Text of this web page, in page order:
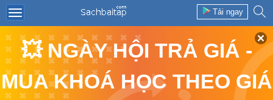
Tải ngay
💥 NGÀY HỘI TRẢ GIÁ -
MUA KHOÁ HỌC THEO GIÁ